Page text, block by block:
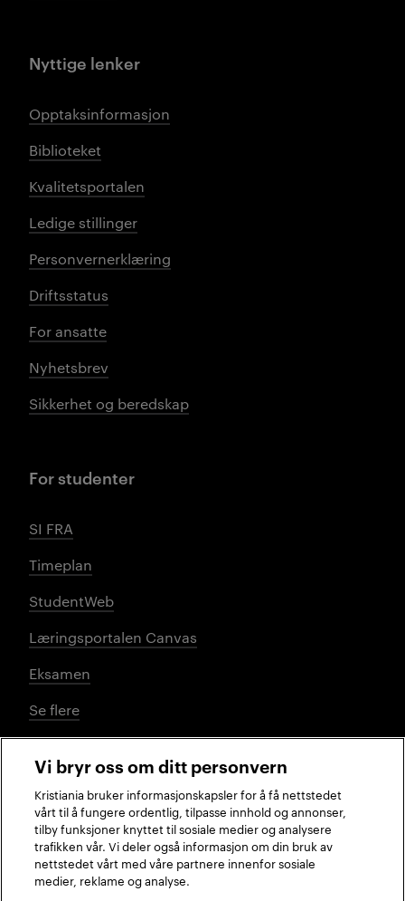
Nyttige lenker
Opptaksinformasjon
Biblioteket
Kvalitetsportalen
Ledige stillinger
Personvernerklæring
Driftsstatus
For ansatte
Nyhetsbrev
Sikkerhet og beredskap
For studenter
SI FRA
Timeplan
StudentWeb
Læringsportalen Canvas
Eksamen
Se flere
Sosiale medier
FacebookInstagramLinkedInTikTok
Vi bryr oss om ditt personvern
Kristiania bruker informasjonskapsler for å få nettstedet
vårt til å fungere ordentlig, tilpasse innhold og annonser,
tilby funksjoner knyttet til sosiale medier og analysere
trafikken vår. Vi deler også informasjon om din bruk av
nettstedet vårt med våre partnere innenfor sosiale
medier, reklame og analyse.